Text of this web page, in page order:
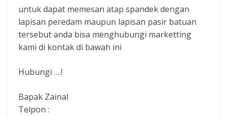
untuk dapat memesan atap spandek dengan
lapisan peredam maupun lapisan pasir batuan
tersebut anda bisa menghubungi marketting
kami di kontak di bawah ini
Hubungi ….!
Bapak Zainal
Telpon :